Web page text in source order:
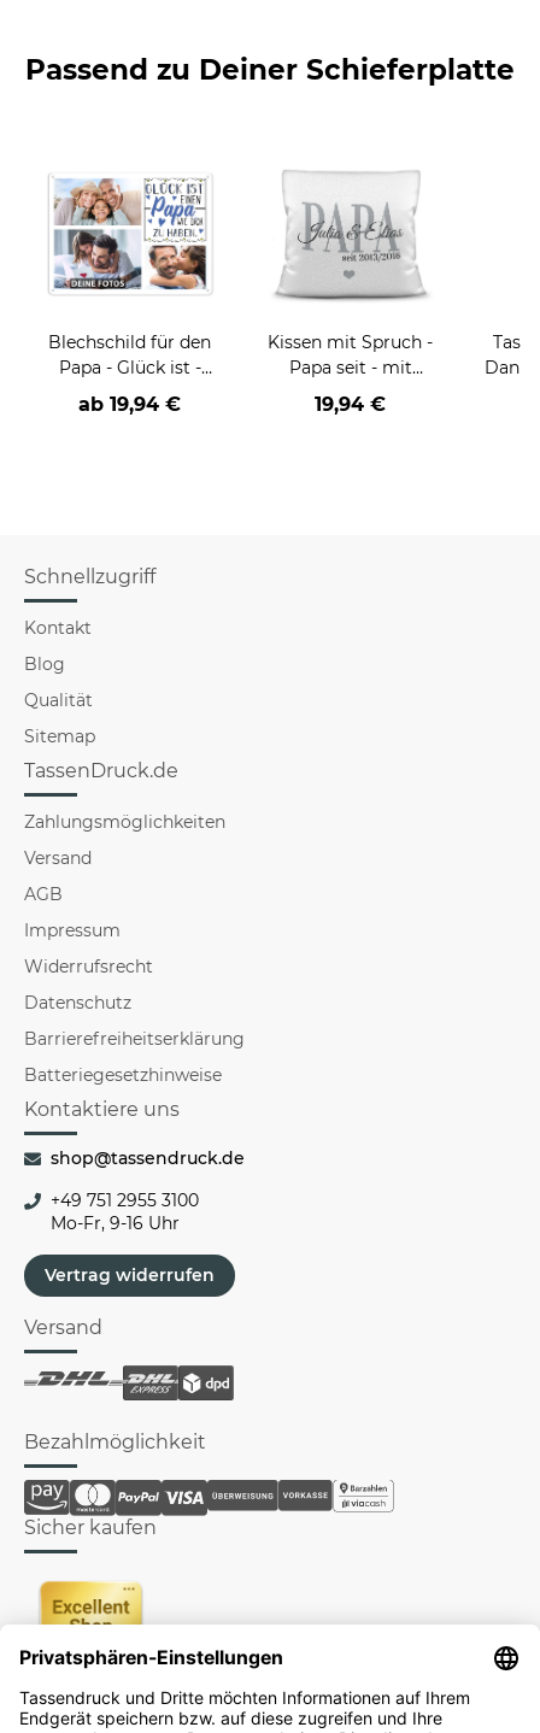
Passend zu Deiner Schieferplatte
Blechschild für den
Papa - Glück ist -
Collage mit 3 Fotos -
DIN A3
ab 19,94 €
Kissen mit Spruch -
Papa seit - mit
Kindernamen und
Geburtsjahr - Weiß
19,94 €
Schnellzugriff
Kontakt
Blog
Qualität
Sitemap
TassenDruck.de
Zahlungsmöglichkeiten
Versand
AGB
Impressum
Widerrufsrecht
Datenschutz
Barrierefreiheitserklärung
Batteriegesetzhinweise
Kontaktiere uns
shop@tassendruck.de
+49 751 2955 3100
Mo-Fr, 9-16 Uhr
Vertrag widerrufen
Versand
Bezahlmöglichkeit
Sicher kaufen